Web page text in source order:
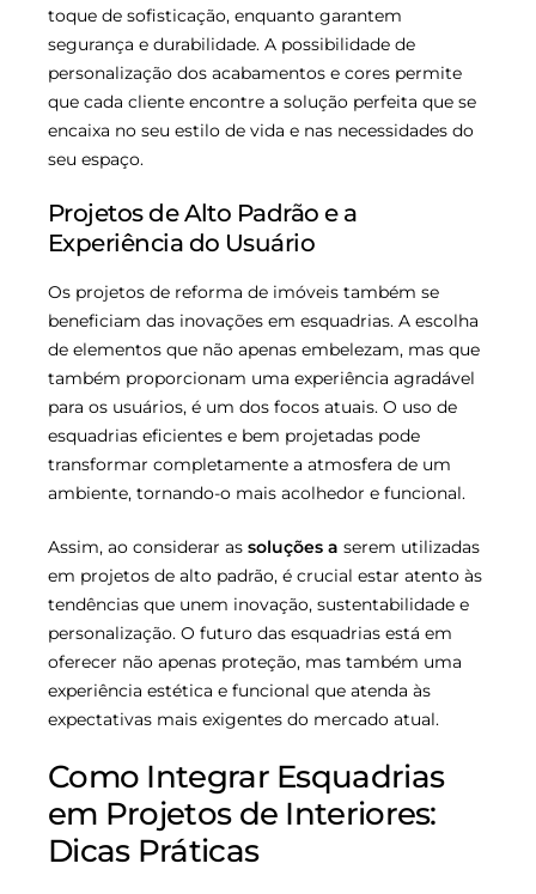
toque de sofisticação, enquanto garantem
segurança e durabilidade. A possibilidade de
personalização dos acabamentos e cores permite
que cada cliente encontre a solução perfeita que se
encaixa no seu estilo de vida e nas necessidades do
seu espaço.
Projetos de Alto Padrão e a
Experiência do Usuário
Os projetos de reforma de imóveis também se
beneficiam das inovações em esquadrias. A escolha
de elementos que não apenas embelezam, mas que
também proporcionam uma experiência agradável
para os usuários, é um dos focos atuais. O uso de
esquadrias eficientes e bem projetadas pode
transformar completamente a atmosfera de um
ambiente, tornando-o mais acolhedor e funcional.
Assim, ao considerar as soluções a serem utilizadas
em projetos de alto padrão, é crucial estar atento às
tendências que unem inovação, sustentabilidade e
personalização. O futuro das esquadrias está em
oferecer não apenas proteção, mas também uma
experiência estética e funcional que atenda às
expectativas mais exigentes do mercado atual.
Como Integrar Esquadrias
em Projetos de Interiores:
Dicas Práticas